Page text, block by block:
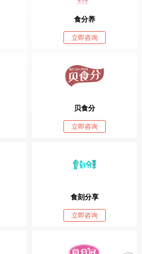
食分养
立即咨询
贝食分
立即咨询
食刻分享
立即咨询